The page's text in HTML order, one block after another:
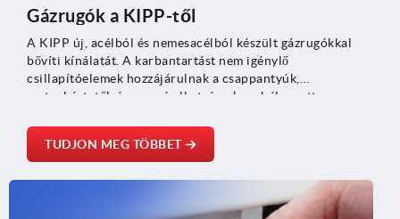
Gázrugók a KIPP-től
A KIPP új, acélból és nemesacélból készült gázrugókkal
bővíti kínálatát. A karbantartást nem igénylő
csillapítóelemek hozzájárulnak a csappantyúk,
motorháztetők és mozgó alkatrészek szabályozott
gépészetben, az orvostechnikában, valamint a jármű- és
berendezésgyártásban alkalmazhatók.
TUDJON MEG TÖBBET